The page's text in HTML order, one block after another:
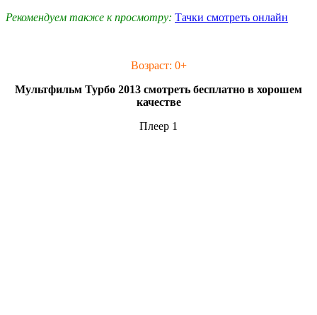
Рекомендуем также к просмотру: Тачки смотреть онлайн
Возраст: 0+
Мультфильм Турбо 2013 смотреть бесплатно в хорошем
качестве
Плеер 1